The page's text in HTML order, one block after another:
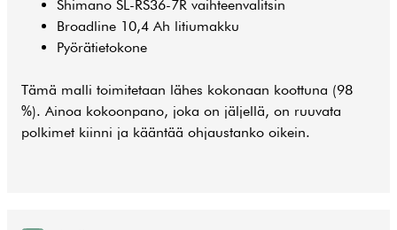
Shimano SL-RS36-7R vaihteenvalitsin
Broadline 10,4 Ah litiumakku
Pyörätietokone
Tämä malli toimitetaan lähes kokonaan koottuna (98
%). Ainoa kokoonpano, joka on jäljellä, on ruuvata
polkimet kiinni ja kääntää ohjaustanko oikein.